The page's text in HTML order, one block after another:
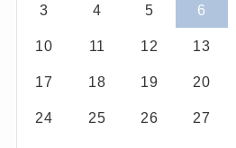
3 4 5 6
10 11 12 13
17 18 19 20
24 25 26 27